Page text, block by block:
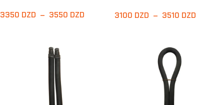
3350 DZD – 3550 DZD
3100 DZD – 3510 DZD